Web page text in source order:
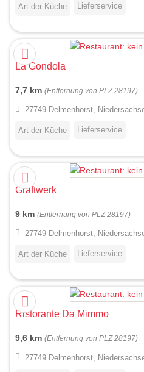
Art der Küche Lieferservice
La Gondola
7,7 km (Entfernung von PLZ 28197)
27749 Delmenhorst,
Art der Küche Lieferservice
Graftwerk
9 km (Entfernung von PLZ 28197)
27749 Delmenhorst,
Art der Küche Lieferservice
Ristorante Da Mimmo
9,6 km (Entfernung von PLZ 28197)
27749 Delmenhorst,